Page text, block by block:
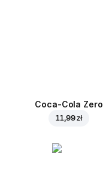
Coca-Cola Zero
11,99 zł